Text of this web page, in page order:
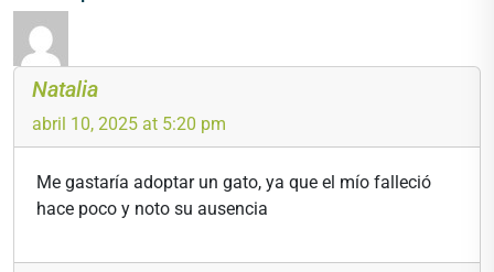
Natalia
abril 10, 2025 at 5:20 pm
Me gastaría adoptar un gato, ya que el mío falleció
hace poco y noto su ausencia